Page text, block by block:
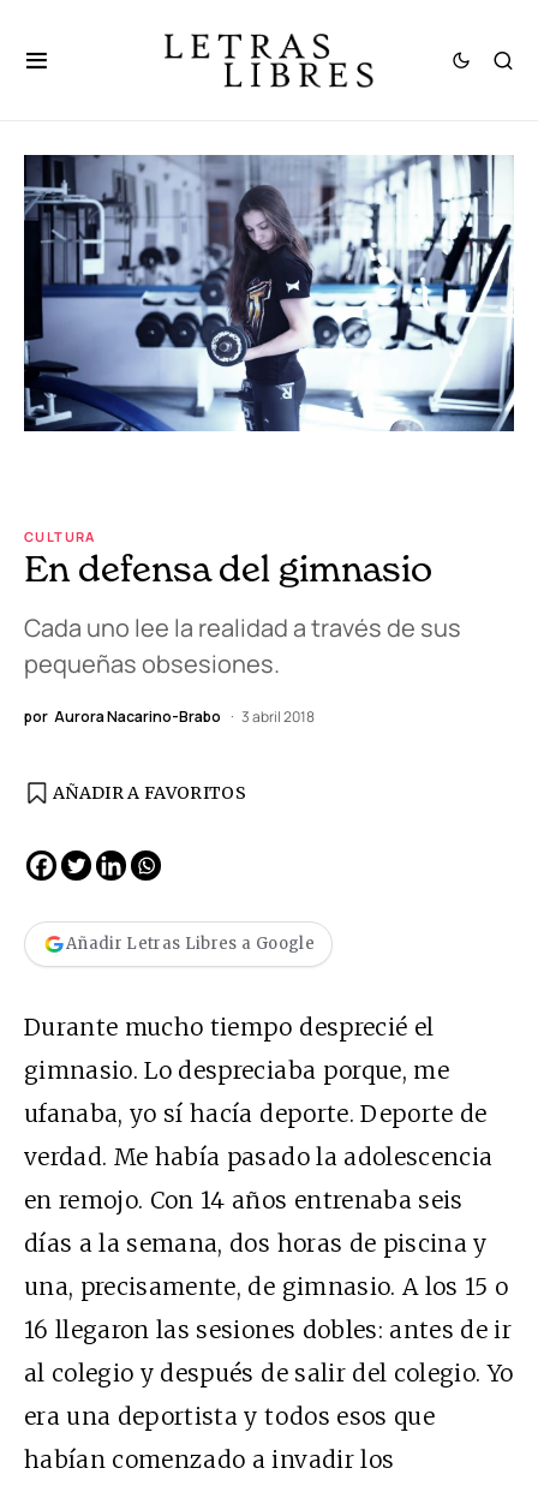
CULTURA
En defensa del gimnasio
Cada uno lee la realidad a través de sus
pequeñas obsesiones.
por Aurora Nacarino-Brabo 3 abril 2018
AÑADIR A FAVORITOS
Añadir Letras Libres a Google
Durante mucho tiempo desprecié el
gimnasio. Lo despreciaba porque, me
ufanaba, yo sí hacía deporte. Deporte de
verdad. Me había pasado la adolescencia
en remojo. Con 14 años entrenaba seis
días a la semana, dos horas de piscina y
una, precisamente, de gimnasio. A los 15 o
16 llegaron las sesiones dobles: antes de ir
al colegio y después de salir del colegio. Yo
era una deportista y todos esos que
habían comenzado a invadir los